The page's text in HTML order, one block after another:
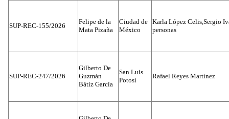
SUP-REC-155/2026
Felipe de la
Mata Pizaña
Ciudad de
México
Karla López Celis,Sergio
personas
SUP-REC-247/2026
Gilberto De
Guzmán
Bátiz García
San Luis
Potosí
Rafael Reyes Martínez